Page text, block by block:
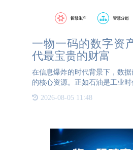
一物一码的数字资
代最宝贵的财富
在信息爆炸的时代背景下，数
的核心资源。正如石油是工业
数字经济的灵魂。一物一码，是
个独特的编码，这不仅仅是一个
2026-08-05 11:48